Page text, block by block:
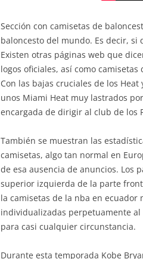
Sección con camisetas de
baloncesto del mundo. Es decir,
Existen otras páginas web que
logos oficiales, así como
Con las bajas cruciales de los
unos Miami Heat muy lastrados
encargada de dirigir al club de los
También se muestran las
camisetas, algo tan normal en
de esa ausencia de anuncios. Los
superior izquierda de la parte
la camisetas de la nba en
individualizadas perpetuamente al
para casi cualquier circunstancia.
Durante esta temporada Kobe